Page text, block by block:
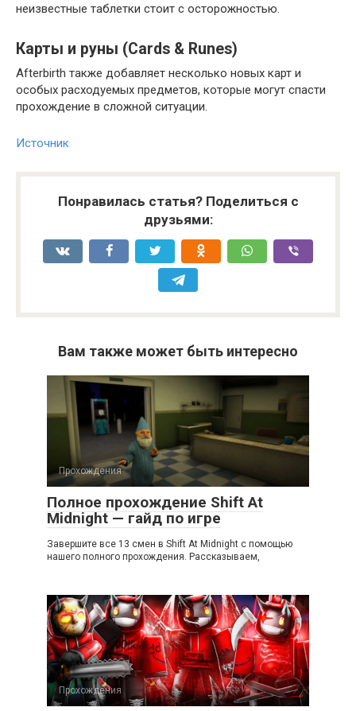
неизвестные таблетки стоит с осторожностью.
Карты и руны (Cards & Runes)
Afterbirth также добавляет несколько новых карт и
особых расходуемых предметов, которые могут спасти
прохождение в сложной ситуации.
Источник
Понравилась статья? Поделиться с
друзьями:
Вам также может быть интересно
Прохождения
Полное прохождение Shift At
Midnight — гайд по игре
Завершите все 13 смен в Shift At Midnight с помощью
нашего полного прохождения. Рассказываем,
Прохождения